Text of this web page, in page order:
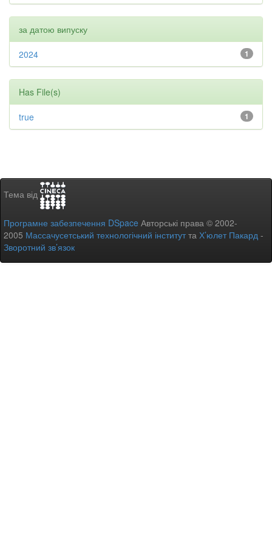
за датою випуску
1
2024
Has File(s)
1
true
Тема від
Програмне забезпечення DSpace Авторські права © 2002-
2005 Массачусетський технологічний інститутта Х’юлет Пакард -
Зворотний зв’язок